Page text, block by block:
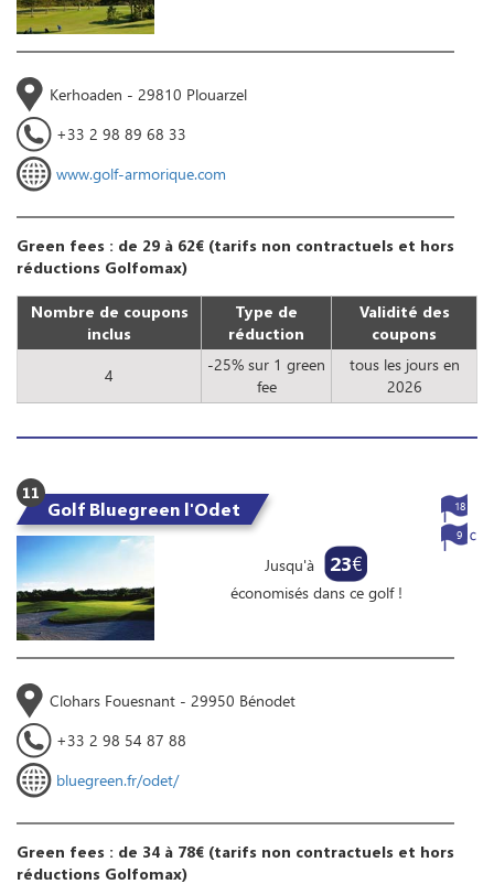
Kerhoaden - 29810 Plouarzel
+33 2 98 89 68 33
www.golf-armorique.com
Green fees : de 29 à 62€ (tarifs non contractuels et hors
réductions Golfomax)
Nombre de coupons
inclus
Type de
réduction
Validité des
coupons
4
-25% sur 1 green
fee
tous les jours en
2026
11
Golf Bluegreen l'Odet
Jusqu'à 23€
économisés dans ce golf !
18
9
Clohars Fouesnant - 29950 Bénodet
+33 2 98 54 87 88
bluegreen.fr/odet/
Green fees : de 34 à 78€ (tarifs non contractuels et hors
réductions Golfomax)